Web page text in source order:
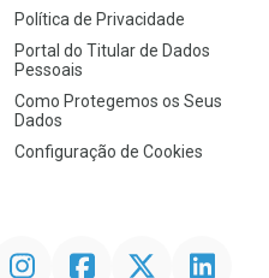
Política de Privacidade
Portal do Titular de Dados
Pessoais
Como Protegemos os Seus
Dados
Configuração de Cookies
InstagramFacebookTwitter Linkedin